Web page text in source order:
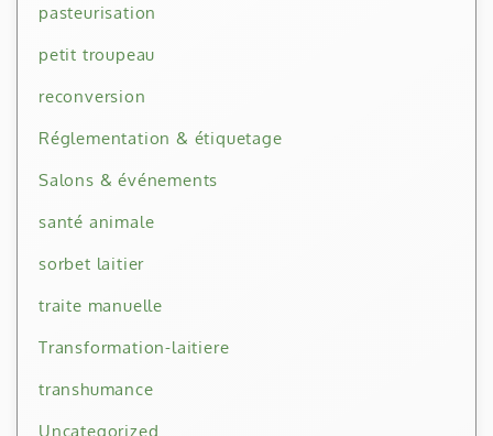
pasteurisation
petit troupeau
reconversion
Réglementation & étiquetage
Salons & événements
santé animale
sorbet laitier
traite manuelle
Transformation-laitiere
transhumance
Uncategorized